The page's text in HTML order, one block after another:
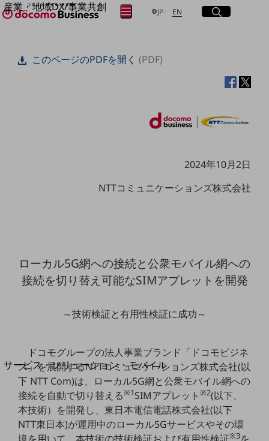
産業・地域DX/事業共創
OPEN HUB for Plural Futures
OPEN HUB for Plural Futuresとは
地域社会を支える皆さまと地域課題の解決や
地域経済のさらなる活性化に取り組みます
自治体・地域社会との共創
サービス・ソリューション・モバイル
サービス・ソリューションTOP
DXに関する課題を解決する
サービス・ソリューションをご紹介
カテゴリーで探す
カテゴリーで探すTOP
JP日本語
EN Englishサイト内検索
開く
メニュー
開く
フリーワードを入力して探す
検索する
このページのPDFを開く(PDF)
2024年10月2日
NTTコミュニケーションズ株式会社
ローカル5G網への接続と公衆モバイル網への
接続を切り替え可能なSIMアプレットを開発
～技術検証と有用性検証に成功～
ドコモグループの法人事業ブランド「ドコモビジネ
ス」を展開するNTTコミュニケーションズ株式会社(以
下 NTT Com)は、ローカル5G網と公衆モバイル網への
接続を自動で切り替える※1SIMアプレット※2(以下、
本技術）を開発し、東日本電信電話株式会社(以下
NTT東日本)が運用中のローカル5Gサービスやその環
※3